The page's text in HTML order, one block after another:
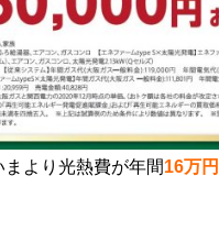
より光熱費が年間16万円